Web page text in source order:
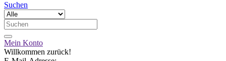
Suchen
Mein Konto
Willkommen zurück!